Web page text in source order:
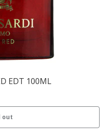
EDT 100ML
out